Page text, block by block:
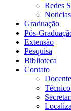
Redes
Graduação
Pós-
Extensão
Pesquisa
Biblioteca
Contato